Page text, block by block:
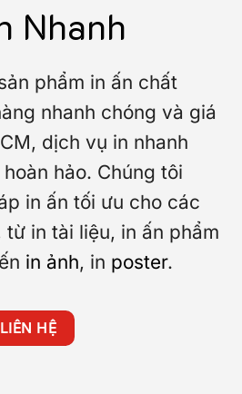
Nhanh
phẩm in ấn chất
nhanh chóng và giá
dịch vụ in nhanh
hảo. Chúng tôi
in ấn tối ưu cho các
từ in tài liệu, in ấn phẩm
in ảnh, in poster.
LIÊN HỆ